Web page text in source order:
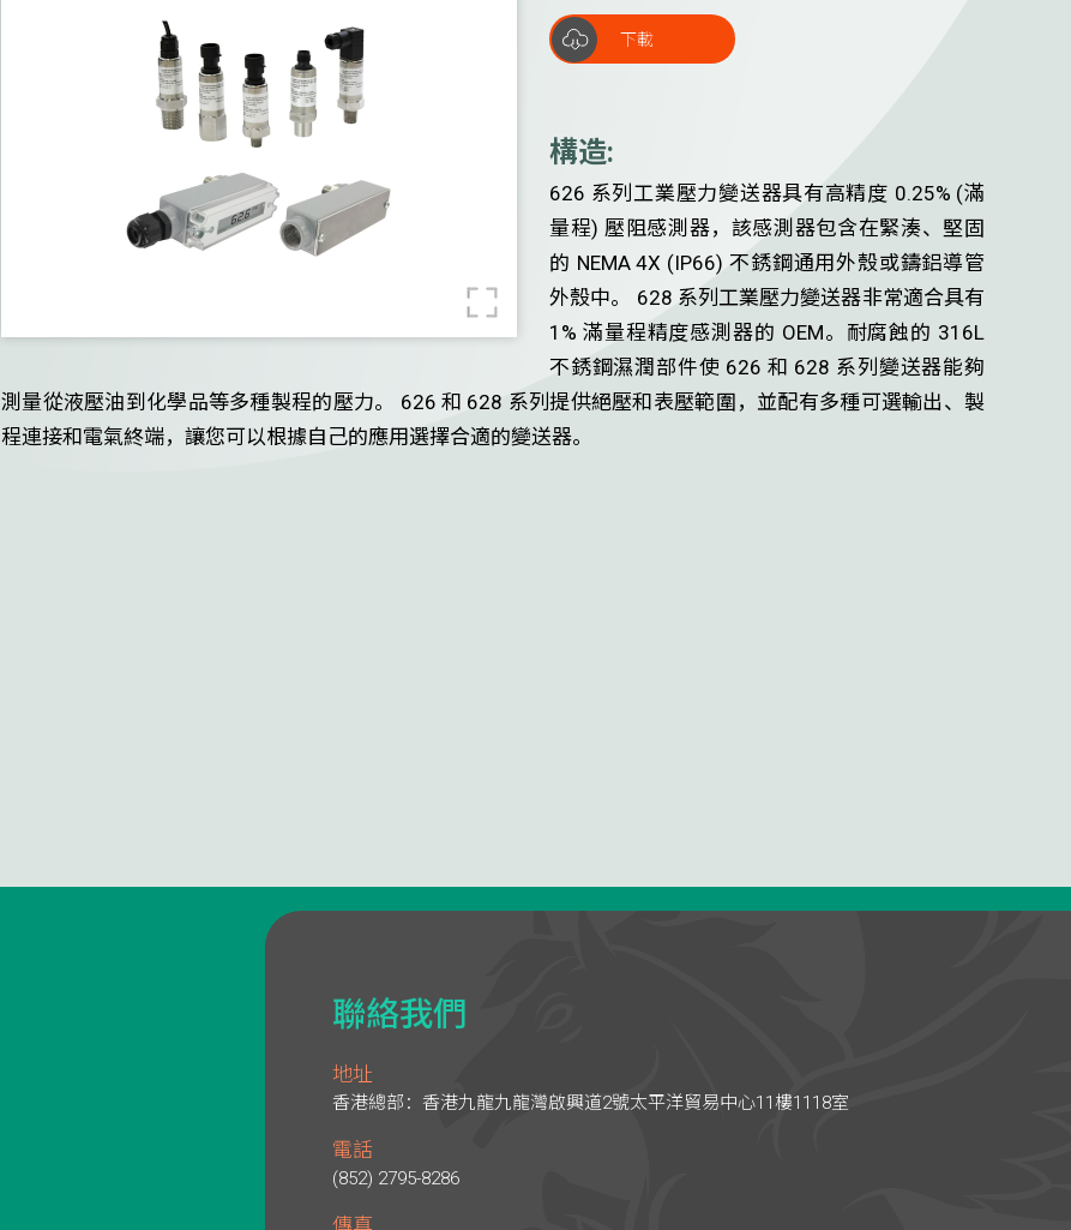
壓力和差壓變送器 (空氣)
壓力和差壓變送器 (水)
差壓開關 (空氣和水)
風速
水位
關於我們
聯絡我們
下載
構造:
626 系列工業壓力變送器具有高精度 0.25% (滿
量程) 壓阻感測器，該感測器包含在緊湊、堅固
的 NEMA 4X (IP66) 不銹鋼通用外殼或鑄鋁導管
外殼中。 628 系列工業壓力變送器非常適合具有
1% 滿量程精度感測器的 OEM。耐腐蝕的 316L
不銹鋼濕潤部件使 626 和 628 系列變送器能夠
測量從液壓油到化學品等多種製程的壓力。 626 和 628 系列提供絕壓和表壓範圍，並配有多種可選輸出、製
程連接和電氣終端，讓您可以根據自己的應用選擇合適的變送器。
聯絡我們
地址
香港總部：香港九龍九龍灣啟興道2號太平洋貿易中心11樓1118室
電話
(852) 2795-8286
傳真